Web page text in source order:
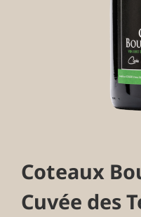
Coteaux
Cuvée des